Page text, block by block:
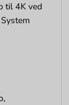
til 4K ved